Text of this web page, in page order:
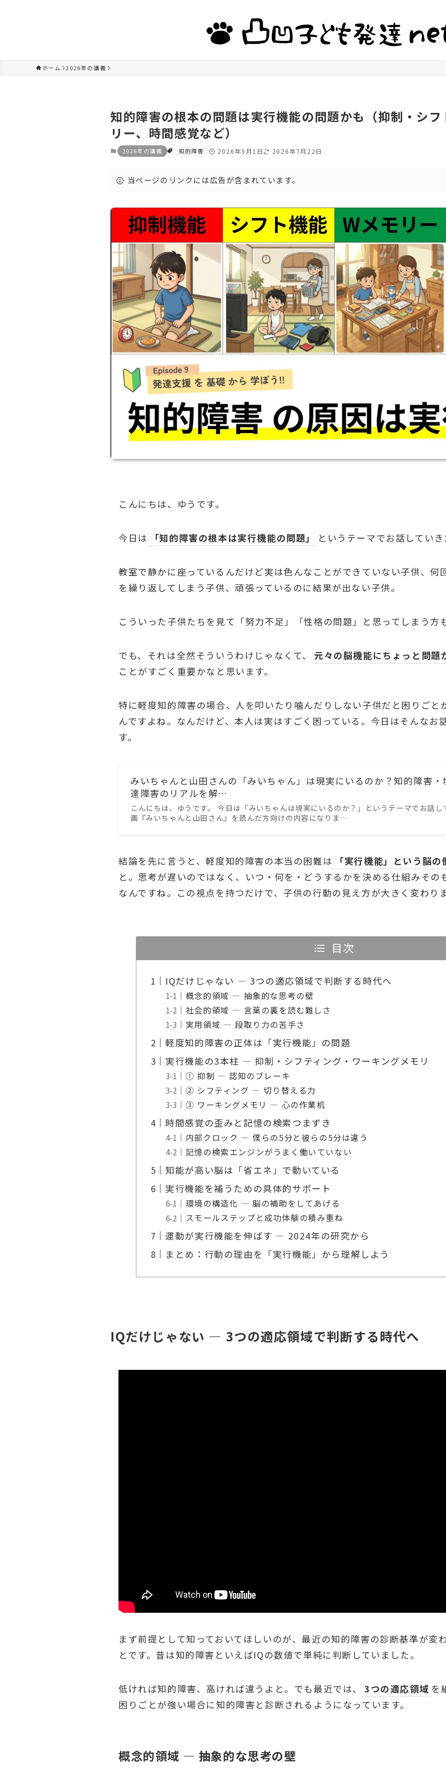
ホーム 2026年の講義
知的障害の根本の問題は実行機能の問題かも（抑制・シ
リー、時間感覚など）
2026年の講義 知的障害 2026年5月1日 2026年7月22日
当ページのリンクには広告が含まれています。
こんにちは、ゆうです。
今日は 「知的障害の根本は実行機能の問題」 というテーマでお話してい
教室で静かに座っているんだけど実は色んなことができていない子供、何
を繰り返してしまう子供、頑張っているのに結果が出ない子供。
こういった子供たちを見て「努力不足」「性格の問題」と思ってしまう方
でも、それは全然そういうわけじゃなくて、
元々の脳機能にちょっと問題
ことがすごく重要かなと思います。
特に軽度知的障害の場合、人を叩いたり噛んだりしない子供だと困りごと
んですよね。なんだけど、本人は実はすごく困っている。今日はそんなお
す。
みいちゃんと山田さんの「みいちゃん」は現実にいるのか？知的障害
達障害のリアルを解…
こんにちは、ゆうです。 今日は「みいちゃんは現実にいるのか？」というテーマでお話
画『みいちゃんと山田さん』を読んだ方向けの内容になりま…
結論を先に言うと、軽度知的障害の本当の困難は
「実行機能」という脳
と。思考が遅いのではなく、いつ・何を・どうするかを決める仕組みその
なんですね。この視点を持つだけで、子供の行動の見え方が大きく変わり
目次
IQだけじゃない — 3つの適応領域で判断する時代へ
概念的領域 — 抽象的な思考の壁
社会的領域 — 言葉の裏を読む難しさ
実用領域 — 段取り力の苦手さ
軽度知的障害の正体は「実行機能」の問題
実行機能の3本柱 — 抑制・シフティング・ワーキングメモリ
① 抑制 — 認知のブレーキ
② シフティング — 切り替える力
③ ワーキングメモリ — 心の作業机
時間感覚の歪みと記憶の検索つまずき
内部クロック — 僕らの5分と彼らの5分は違う
記憶の検索エンジンがうまく働いていない
知能が高い脳は「省エネ」で動いている
実行機能を補うための具体的サポート
環境の構造化 — 脳の補助をしてあげる
スモールステップと成功体験の積み重ね
運動が実行機能を伸ばす — 2024年の研究から
まとめ：行動の理由を「実行機能」から理解しよう
IQだけじゃない — 3つの適応領域で判断する時代へ
まず前提として知っておいてほしいのが、最近の知的障害の診断基準が変
とです。昔は知的障害といえばIQの数値で単純に判断していました。
低ければ知的障害、高ければ違うよと。でも最近では、 3つの適応領域 を
困りごとが強い場合に知的障害と診断されるようになっています。
概念的領域 — 抽象的な思考の壁